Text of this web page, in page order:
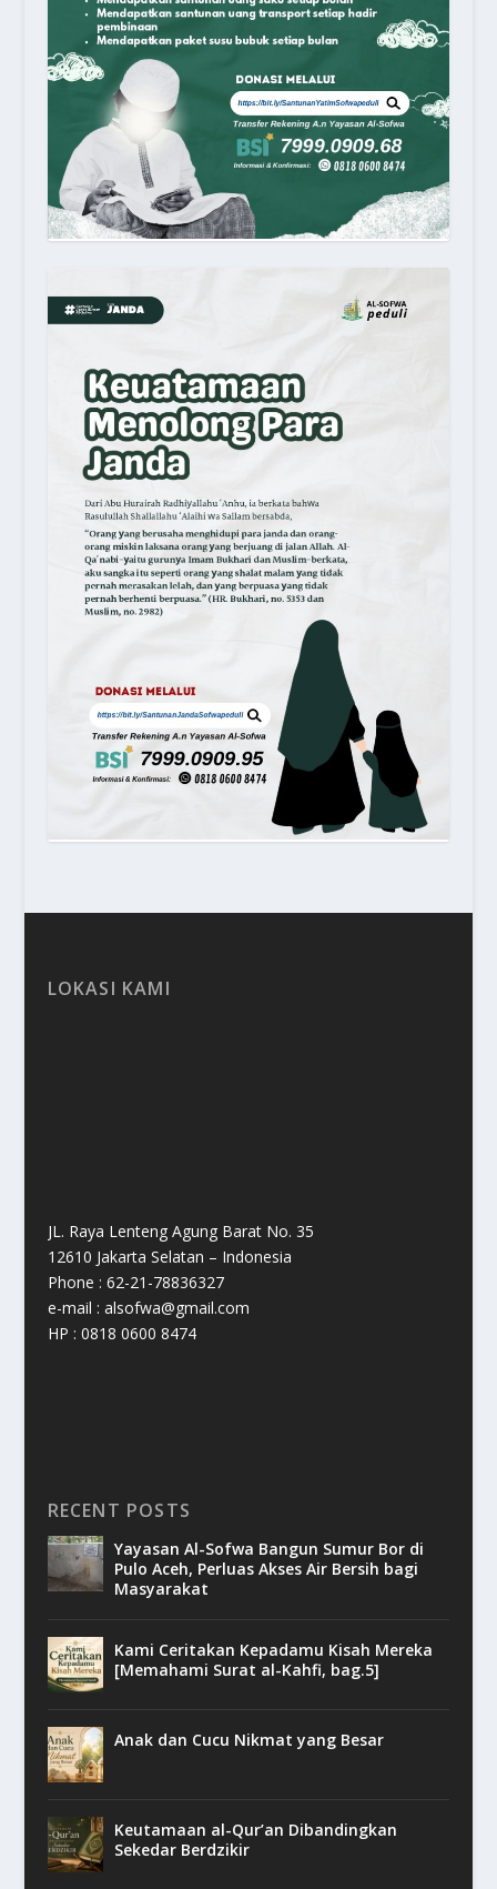
LOKASI KAMI
JL. Raya Lenteng Agung Barat No. 35
12610 Jakarta Selatan – Indonesia
Phone : 62-21-78836327
e-mail : alsofwa@gmail.com
HP : 0818 0600 8474
RECENT POSTS
Yayasan Al-Sofwa Bangun Sumur Bor di
Pulo Aceh, Perluas Akses Air Bersih bagi
Masyarakat
Kami Ceritakan Kepadamu Kisah Mereka
[Memahami Surat al-Kahfi, bag.5]
Anak dan Cucu Nikmat yang Besar
Keutamaan al-Qur’an Dibandingkan
Sekedar Berdzikir